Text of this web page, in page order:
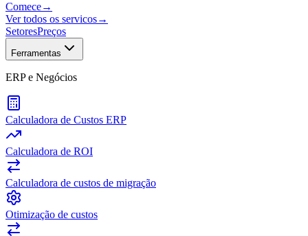
Comece→
Ver todos os servicos→
SetoresPreços
Ferramentas
ERP e Negócios
Calculadora de Custos ERP
Calculadora de ROI
Calculadora de custos de migração
Otimização de custos